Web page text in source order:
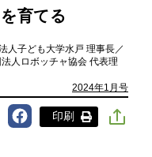
育てる
人子ども大学水戸 理事長／
人ロボッチャ協会 代表理
2024年1月号
印刷